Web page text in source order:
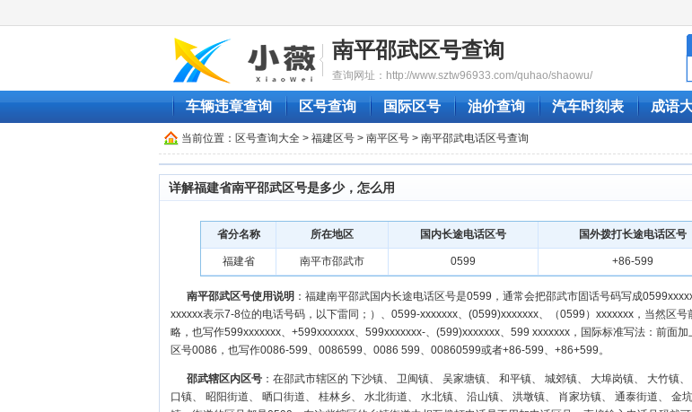
南平邵武区号查询
查询网址：http://www.sztw96933.com/quhao/shaowu/
车辆违章查询 区号查询 国际区号 油价查询 汽车时刻表 成语
当前位置： 区号查询大全 > 福建区号 > 南平区号 > 南平邵武电话区号查询
详解福建省南平邵武区号是多少，怎么用
省分名称 所在地区 国内长途电话区号 国外拨打长途电话区号
福建省 南平市邵武市 0599 +86-599
南平邵武区号使用说明 ：福建南平邵武国内长途电话区号是0599，通常会把邵武市固话号码写成
xxxxxx表示7-8位的电话号码，以下雷同；）、0599-xxxxxxx、(0599)xxxxxxx、（0599）xxxxxxx，当然区号
略，也写作599xxxxxxx、+599xxxxxxx、599xxxxxxx-、(599)xxxxxxx、599 xxxxxxx，国际标准写法：前面加
区号0086，也写作0086-599、0086599、0086 599、00860599或者+86-599、+86+599。
邵武辖区内区号 ：在邵武市辖区的 下沙镇、 卫闽镇、 吴家塘镇、 和平镇、 城郊镇、 大埠岗镇、 大竹镇
口镇、 昭阳街道、 晒口街道、 桂林乡、 水北街道、 水北镇、 沿山镇、 洪墩镇、 肖家坊镇、 通泰街道、 金坑